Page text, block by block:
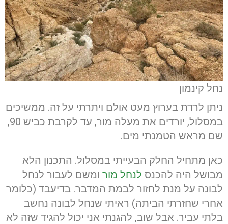
נחל קינמון
ניתן לרדת בערוץ מעט אולם ויתרתי על זה. ממשיכים
במסלול, יורדים את מעלה מור, עד לקרבת כביש 90,
שם מראש הטמנתי מים.
כאן מתחיל החלק הבעייתי במסלול. התכנון הלא
מבושל היה להכנס לנחל מור ומשם לעבור לנחל
לבונה על מנת לחזור לבמת המדבר. בדיעבד (כלומר
אחרי שחזרתי הביתה) ראיתי שנחל לבונה נחשב
בלתי עביר. אבל שוב, להגנתי אני יכול להגיד שזה לא